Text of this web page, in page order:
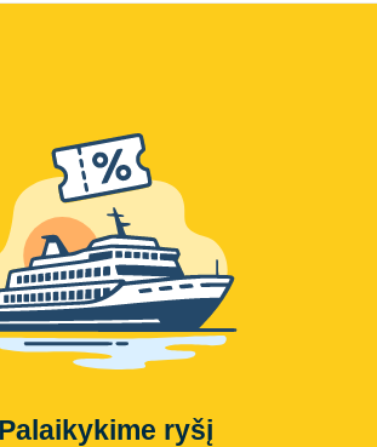
Palaikykime ryšį